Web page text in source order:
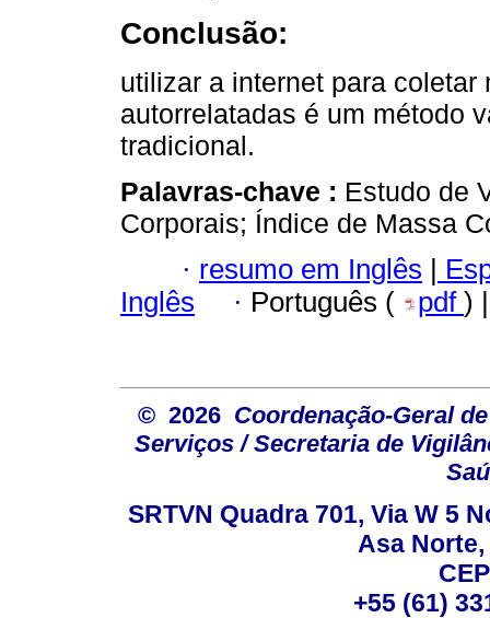
Conclusão:
utilizar a internet para
autorrelatadas é um método
tradicional.
Palavras-chave : Estudo de
Corporais; Índice de Massa
· resumo em Inglês
Inglês
· Português ( pdf )
© 2026 Coordenação-Geral
Serviços / Secretaria de
SRTVN Quadra 701, Via W 5
Asa
+55 (61)